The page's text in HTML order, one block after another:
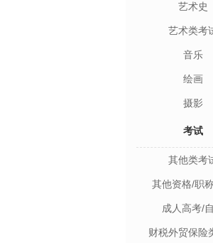
艺术史
艺术类考
音乐
绘画
摄影
考试
其他类考
其他资格/职
成人高考/
财税外贸保险